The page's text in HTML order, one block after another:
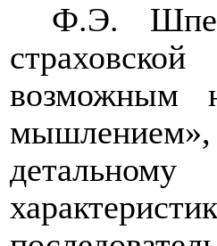
Ф.Э.
возможным